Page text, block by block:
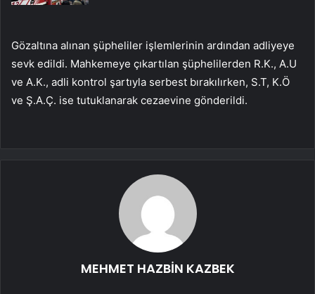
Gözaltına alınan şüpheliler işlemlerinin ardından adliyeye
sevk edildi. Mahkemeye çıkartılan şüphelilerden R.K., A.U
ve A.K., adli kontrol şartıyla serbest bırakılırken, S.T, K.Ö
ve Ş.A.Ç. ise tutuklanarak cezaevine gönderildi.
MEHMET HAZBİN KAZBEK